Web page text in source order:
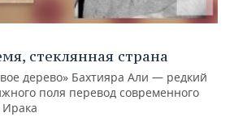
стеклянная страна
дерево» Бахтияра Али — редкий
поля перевод современного
Ирака